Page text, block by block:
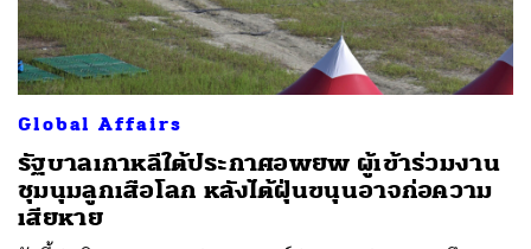
Global Affairs
รัฐบาลเกาหลีใต้ประกาศอพยพ ผู้เข้าร่วมงาน
ชุมนุมลูกเสือโลก หลังไต้ฝุ่นขนุนอาจก่อความ
เสียหาย